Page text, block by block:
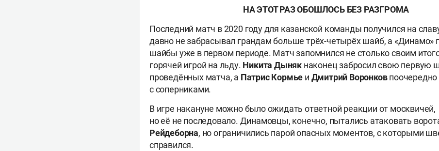
НА ЭТОТ РАЗ ОБОШЛОСЬ БЕЗ РАЗГРОМА
Последний матч в 2020 году для казанской команды получился на
давно не забрасывал грандам больше трёх-четырёх шайб, а «Динамо»
шайбы уже в первом периоде. Матч запомнился не столько своим
горячей игрой на льду. Никита Дыняк наконец забросил свою первую
проведённых матча, а Патрис Кормье и Дмитрий Воронковпоочередно
с соперниками.
В игре накануне можно было ожидать ответной реакции от москвичей,
но её не последовало. Динамовцы, конечно, пытались атаковать
Рейдеборна, но ограничились парой опасных моментов, с которыми
справился.